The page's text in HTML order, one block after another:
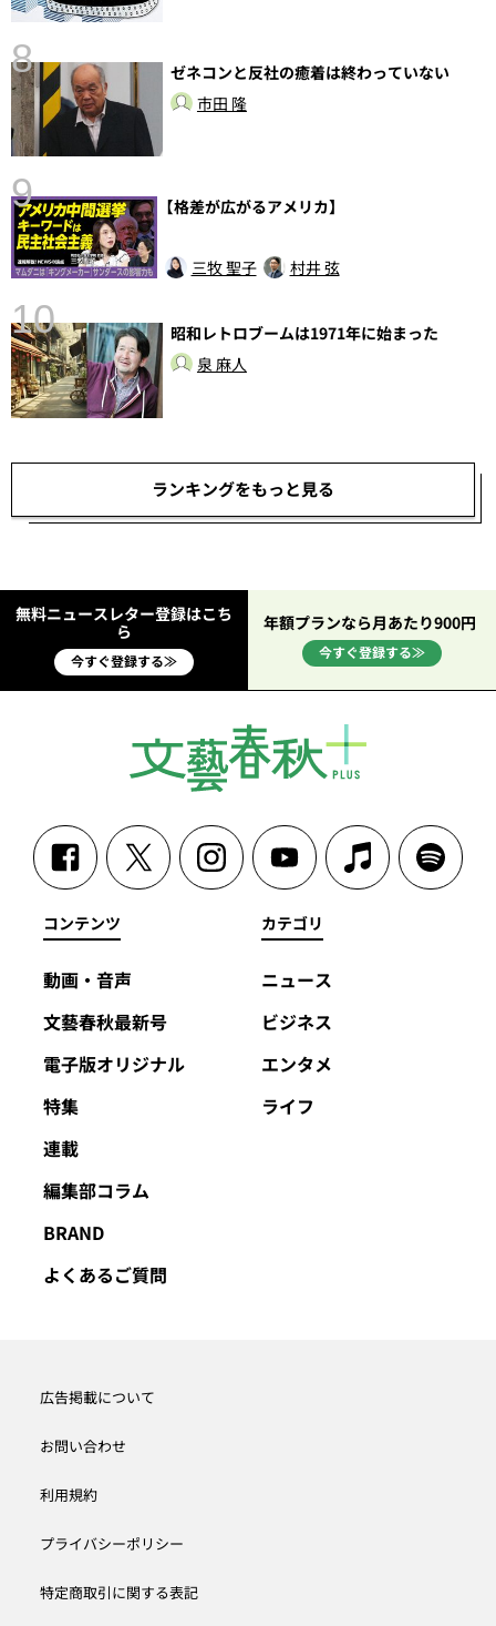
8
ゼネコンと反社の癒着は終わっていない
市田 隆
9 【格差が広がるアメリカ】
三牧 聖子 村井 弦
10
昭和レトロブームは1971年に始まった
泉 麻人
ランキングをもっと見る
無料ニュースレター登録はこち
ら
今すぐ登録する≫
年額プランなら月あたり900円
今すぐ登録する≫
コンテンツ
動画・音声
文藝春秋最新号
電子版オリジナル
特集
連載
編集部コラム
BRAND
よくあるご質問
カテゴリ
ニュース
ビジネス
エンタメ
ライフ
広告掲載について
お問い合わせ
利用規約
プライバシーポリシー
特定商取引に関する表記